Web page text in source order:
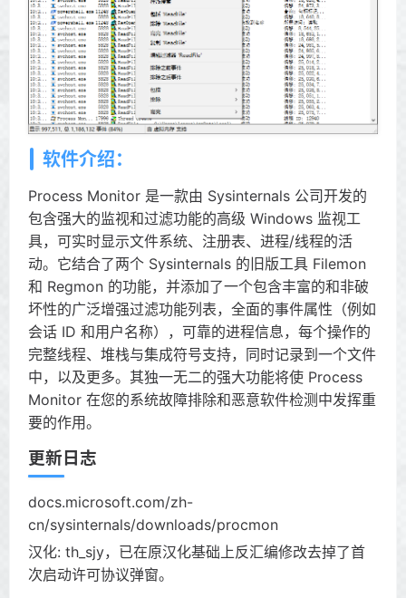
软件介绍：
Process Monitor 是一款由 Sysinternals 公司开发的
包含强大的监视和过滤功能的高级 Windows 监视工
具，可实时显示文件系统、注册表、进程/线程的活
动。它结合了两个 Sysinternals 的旧版工具 Filemon
和 Regmon 的功能，并添加了一个包含丰富的和非破
坏性的广泛增强过滤功能列表，全面的事件属性（例如
会话 ID 和用户名称），可靠的进程信息，每个操作的
完整线程、堆栈与集成符号支持，同时记录到一个文件
中，以及更多。其独一无二的强大功能将使 Process
Monitor 在您的系统故障排除和恶意软件检测中发挥重
要的作用。
更新日志
docs.microsoft.com/zh-
cn/sysinternals/downloads/procmon
汉化: th_sjy，已在原汉化基础上反汇编修改去掉了首
次启动许可协议弹窗。